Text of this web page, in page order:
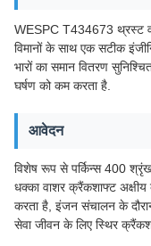
WESPC T434673 थ्रस्ट
विमानों के साथ एक सटीक
भारों का समान वितरण
घर्षण को कम करता है.
आवेदन
विशेष रूप से पर्किन्स 400
धक्का वाशर क्रैंकशाफ्ट अक्षीय
करता है, इंजन संचालन के
सेवा जीवन के लिए स्थिर